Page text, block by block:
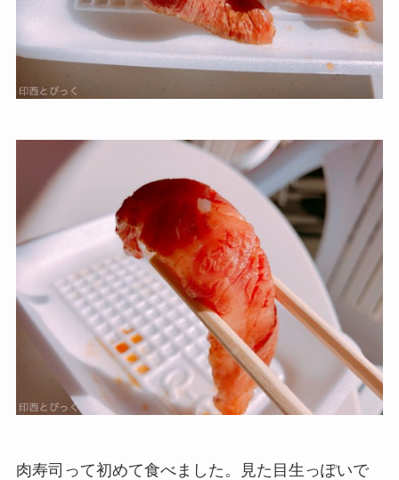
肉寿司って初めて食べました。見た目生っぽいで